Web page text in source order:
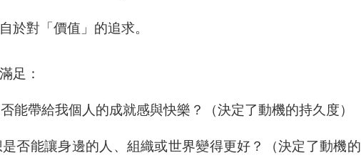
於對「價值」的追求。
足：
能帶給我個人的成就感與快樂？（決定了動機的持久度）
否能讓身邊的人、組織或世界變得更好？（決定了動機的